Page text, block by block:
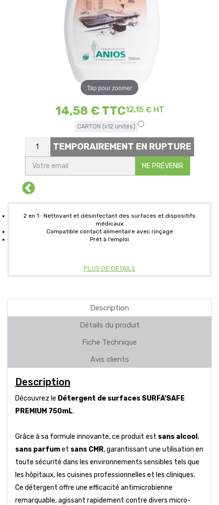
Tap pour zoomer
14,58 € TTC12,15 € HT
CARTON (x12 unités)
TEMPORAIREMENT EN RUPTURE
ME PRÉVENIR
2 en 1 : Nettoyant et désinfectant des surfaces et dispositifs
médicaux
Compatible contact alimentaire avec rinçage
Prêt à l’emploi
PLUS DE DÉTAILS
Description
Détails du produit
Fiche Technique
Avis clients
Description
Découvrez le Détergent de surfaces SURFA'SAFE
PREMIUM 750mL.
Grâce à sa formule innovante, ce produit est sans alcool ,
sans parfumet sans CMR, garantissant une utilisation en
toute sécurité dans les environnements sensibles tels que
les hôpitaux, les cuisines professionnelles et les cliniques.
Ce détergent offre une efficacité antimicrobienne
remarquable, agissant rapidement contre divers micro-